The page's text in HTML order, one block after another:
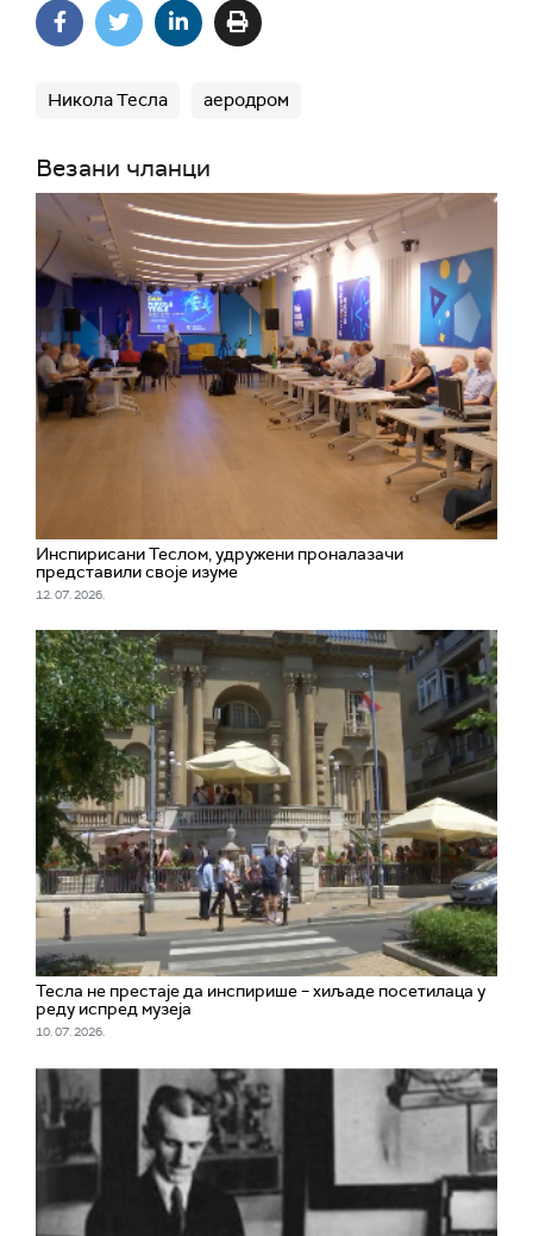
Никола Тесла аеродром
Везани чланци
Инспирисани Теслом, удружени проналазачи
представили своје изуме
12. 07. 2026.
Тесла не престаје да инспирише – хиљаде посетилаца у
реду испред музеја
10. 07. 2026.